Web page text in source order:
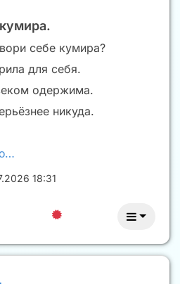
себе кумира?
для себя.
одержима.
никуда.
18:31